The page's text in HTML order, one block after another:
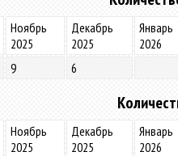
Ноябрь
2025
Декабрь
2025
Январь
2026
9 6
Ноябрь
2025
Декабрь
2025
Январь
2026